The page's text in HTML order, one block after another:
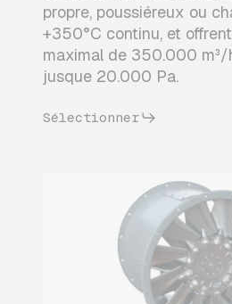
propre, poussiéreux ou
+350°C continu, et
maximal de 350.000 m³/
jusque 20.000 Pa.
Sélectionner